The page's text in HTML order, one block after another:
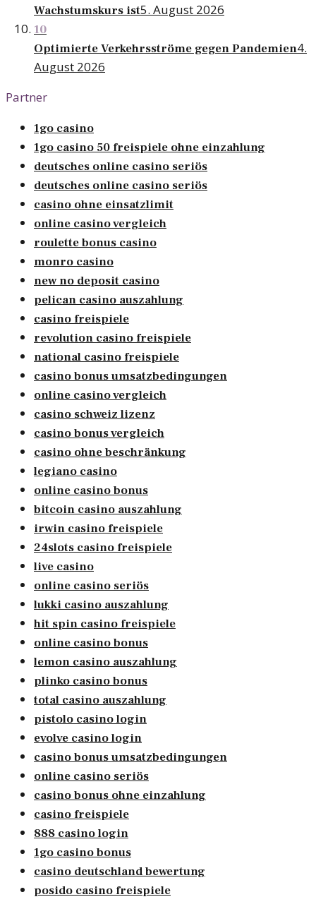
Wachstumskurs ist5. August 2026
10
Optimierte Verkehrsströme gegen Pandemien4.
August 2026
Partner
1go casino
1go casino 50 freispiele ohne einzahlung
deutsches online casino seriös
deutsches online casino seriös
casino ohne einsatzlimit
online casino vergleich
roulette bonus casino
monro casino
new no deposit casino
pelican casino auszahlung
casino freispiele
revolution casino freispiele
national casino freispiele
casino bonus umsatzbedingungen
online casino vergleich
casino schweiz lizenz
casino bonus vergleich
casino ohne beschränkung
legiano casino
online casino bonus
bitcoin casino auszahlung
irwin casino freispiele
24slots casino freispiele
live casino
online casino seriös
lukki casino auszahlung
hit spin casino freispiele
online casino bonus
lemon casino auszahlung
plinko casino bonus
total casino auszahlung
pistolo casino login
evolve casino login
casino bonus umsatzbedingungen
online casino seriös
casino bonus ohne einzahlung
casino freispiele
888 casino login
1go casino bonus
casino deutschland bewertung
posido casino freispiele